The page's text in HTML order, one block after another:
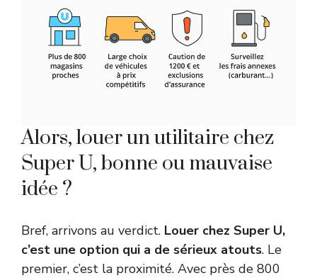
Alors, louer un utilitaire chez
Super U, bonne ou mauvaise
idée ?
Bref, arrivons au verdict. Louer chez Super U,
c’est une option qui a de sérieux atouts. Le
premier, c’est la proximité. Avec près de 800